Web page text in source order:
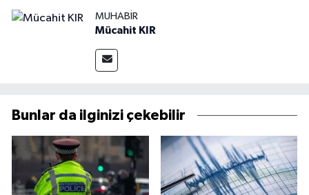
MUHABIR
Mücahit KIR
Bunlar da ilginizi çekebilir